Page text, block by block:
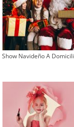
Show Navideño A